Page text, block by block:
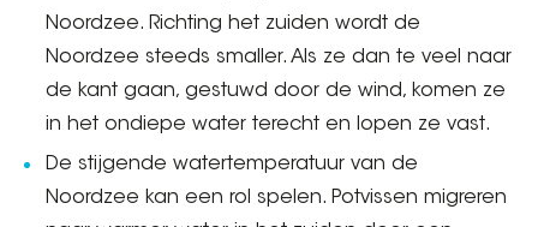
Noordzee. Richting het zuiden wordt de
Noordzee steeds smaller. Als ze dan te veel naar
de kant gaan, gestuwd door de wind, komen ze
in het ondiepe water terecht en lopen ze vast.
De stijgende watertemperatuur van de
Noordzee kan een rol spelen. Potvissen migreren